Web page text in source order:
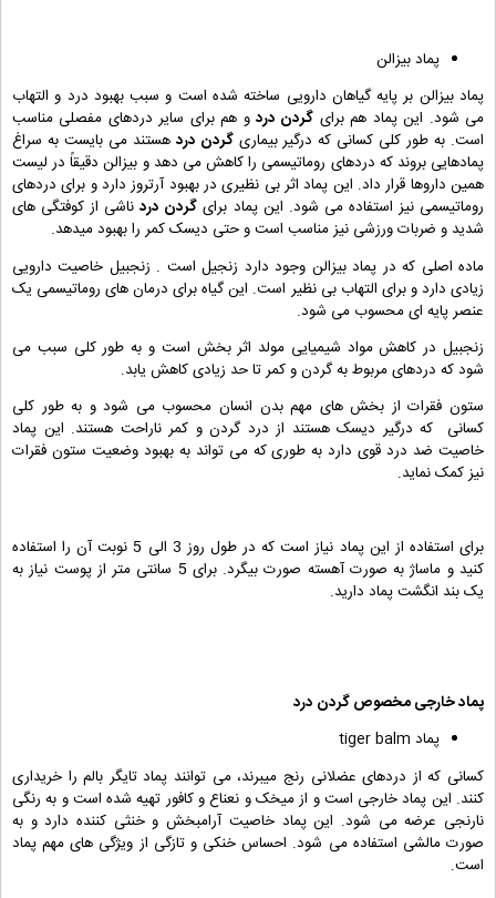
پماد بیزالن
پماد بیزالن بر پایه گیاهان دارویی ساخته شده است و سبب بهبود درد و التهاب
می شود. این پماد هم برای گردن درد و هم برای سایر دردهای مفصلی مناسب
است. به طور کلی کسانی که درگیر بیماریگردن درد هستند می بایست به سراغ
پمادهایی بروند که دردهای روماتیسمی را کاهش می دهد و بیزالن دقیقاً در لیست
همین داروها قرار داد. این پماد اثر بی نظیری در بهبود آرتروز دارد و برای دردهای
روماتیسمی نیز استفاده می شود. این پماد برای گردن دردناشی از کوفتگی های
شدید و ضربات ورزشی نیز مناسب است و حتی دیسک کمر را بهبود میدهد.
ماده اصلی که در پماد بیزالن وجود دارد زنجیل است . زنجبیل خاصیت دارویی
زیادی دارد و برای التهاب بی نظیر است. این گیاه برای درمان های روماتیسمی یک
عنصر پایه ای محسوب می شود.
زنجبیل در کاهش مواد شیمیایی مولد اثر بخش است و به طور کلی سبب می
شود که دردهای مربوط به گردن و کمر تا حد زیادی کاهش یابد.
ستون فقرات از بخش های مهم بدن انسان محسوب می شود و به طور کلی
کسانی که درگیر دیسک هستند از درد گردن و کمر ناراحت هستند. این پماد
خاصیت ضد درد قوی دارد به طوری که می تواند به بهبود وضعیت ستون فقرات
نیز کمک نماید.
برای استفاده از این پماد نیاز است که در طول روز 3 الی 5 نوبت آن را استفاده
کنید و ماساژ به صورت آهسته صورت بیگرد. برای 5 سانتی متر از پوست نیاز به
یک بند انگشت پماد دارید.
پماد خارجی مخصوصگردن درد
پماد tiger balm
کسانی که از دردهای عضلانی رنج میبرند، می توانند پماد تایگر بالم را خریداری
کنند. این پماد خارجی است و از میخک و نعناع و کافور تهیه شده است و به رنگی
نارنجی عرضه می شود. این پماد خاصیت آرامبخش و خنثی کننده دارد و به
صورت مالشی استفاده می شود. احساس خنکی و تازگی از ویژگی های مهم پماد
است.